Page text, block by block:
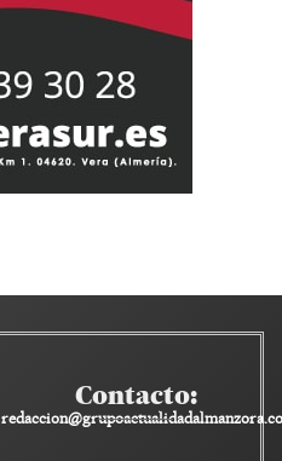
Contacto: